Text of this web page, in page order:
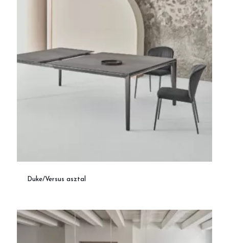
Duke/Versus asztal